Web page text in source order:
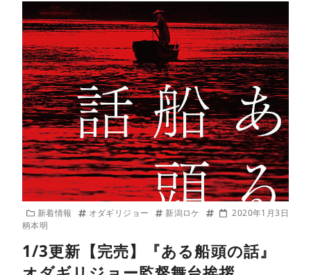
新着情報 オダギリジョー
新潟ロケ
柄本明
2020年1月3日
1/3更新【完売】『ある船頭の話』